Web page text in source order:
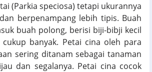
(Parkia speciosa) tetapi ukurannya
berpenampang lebih tipis. Buah
buah polong, berisi biji-bibji kecil
banyak. Petai cina oleh para
sering ditanam sebagai tanaman
dan segalanya. Petai cina cocok